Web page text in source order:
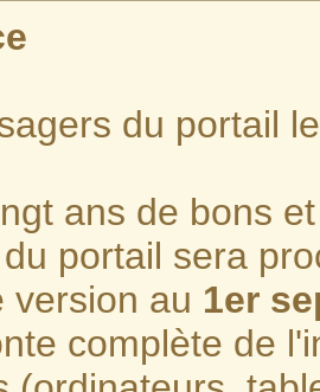
du portail
ans de bons
portail sera
version au 1er
complète de